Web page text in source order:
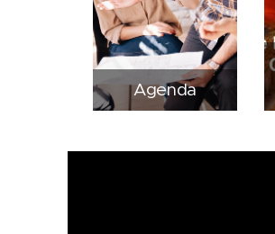
Agenda